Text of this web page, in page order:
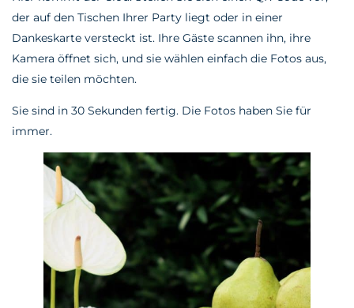
der auf den Tischen Ihrer Party liegt oder in einer
Dankeskarte versteckt ist. Ihre Gäste scannen ihn, ihre
Kamera öffnet sich, und sie wählen einfach die Fotos aus,
die sie teilen möchten.
Sie sind in 30 Sekunden fertig. Die Fotos haben Sie für
immer.